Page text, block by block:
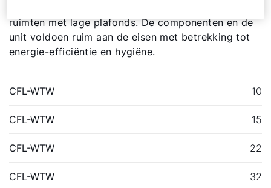
ruimten met lage plafonds. De componenten en de
unit voldoen ruim aan de eisen met betrekking tot
energie-efficiëntie en hygiëne.
CFL-WTW 10
CFL-WTW 15
CFL-WTW 22
CFL-WTW 32